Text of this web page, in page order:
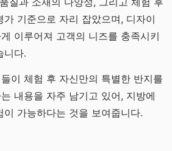
기준으로 자리 잡았으며, 디자이
이루어져 고객의 니즈를 충족시키
니다.
이 체험 후 자신만의 특별한 반지를
내용을 자주 남기고 있어, 지방에
가능하다는 것을 보여줍니다.